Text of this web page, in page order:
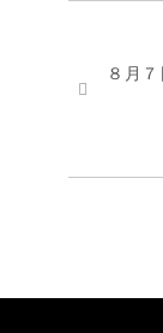
８月